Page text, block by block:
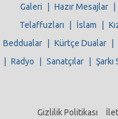
Galeri
Hazır Mesajlar
Telaffuzları
İslam
Beddualar
Kürtçe Dualar
Radyo Sanatçılar Şarkı
Gizlilik Politikası